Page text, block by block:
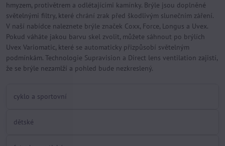
hmyzem, protivětrem a odlétajícími kamínky. Brýle jsou doplněné
světelnými filtry, které chrání zrak před škodlivým slunečním záření.
V naší nabídce naleznete brýle značek Coxx, Force, Longus a Uvex.
Pokud váháte jakou barvu skel zvolit, můžete sáhnout po brýlích
Uvex Variomatic, které se automaticky přizpůsobí světelným
podmínkám. Technologie Supravision a Direct lens ventilation zajistí,
že se brýle nezamlží a pohled bude nezkreslený.
cyklo a sportovní
dětské